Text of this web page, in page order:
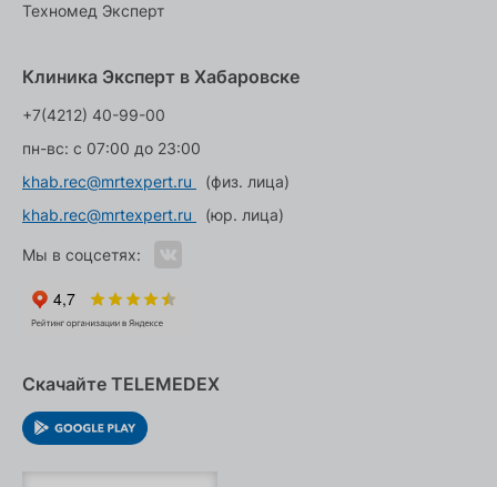
Техномед Эксперт
Клиника Эксперт в Хабаровске
+7(4212) 40-99-00
пн-вс: с 07:00 до 23:00
khab.rec@mrtexpert.ru
(физ. лица)
khab.rec@mrtexpert.ru
(юр. лица)
Мы в соцсетях:
Скачайте TELEMEDEX